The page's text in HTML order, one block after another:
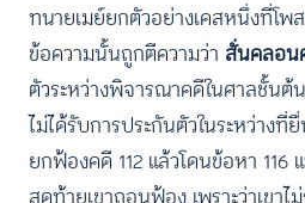
ทนายเมย์ยกตัวอย่างเคสหนึ่งที่โพ
ข้อความนั้นถูกตีความว่า สั่นคลอน
ตัวระหว่างพิจารณาคดีในศาลชั้นต้
ไม่ได้รับการประกันตัวในระหว่าง
ยกฟ้องคดี 112 แล้วโดนข้อหา 116